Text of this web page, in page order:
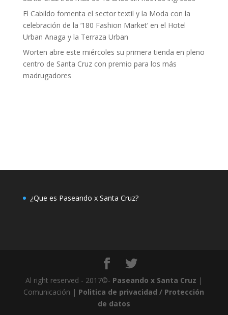
El Cabildo fomenta el sector textil y la Moda con la
celebración de la ‘180 Fashion Market’ en el Hotel
Urban Anaga y la Terraza Urban
Worten abre este miércoles su primera tienda en pleno
centro de Santa Cruz con premio para los más
madrugadores
¿Que es Paseando x Santa Cruz?
Al right reserved - 2017©- Paseando x Santa Cruz |
Comunicación | Politica de privacidad / Protección
de datos